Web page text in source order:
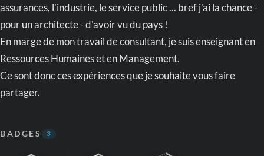
assurances, l'industrie, le service public ... bref j'ai la chance -
pour un architecte - d'avoir vu du pays !
En marge de mon travail de consultant, je suis enseignant en
Ressources Humaines et en Management.
Ce sont donc ces expériences que je souhaite vous faire
partager.
BADGES 3